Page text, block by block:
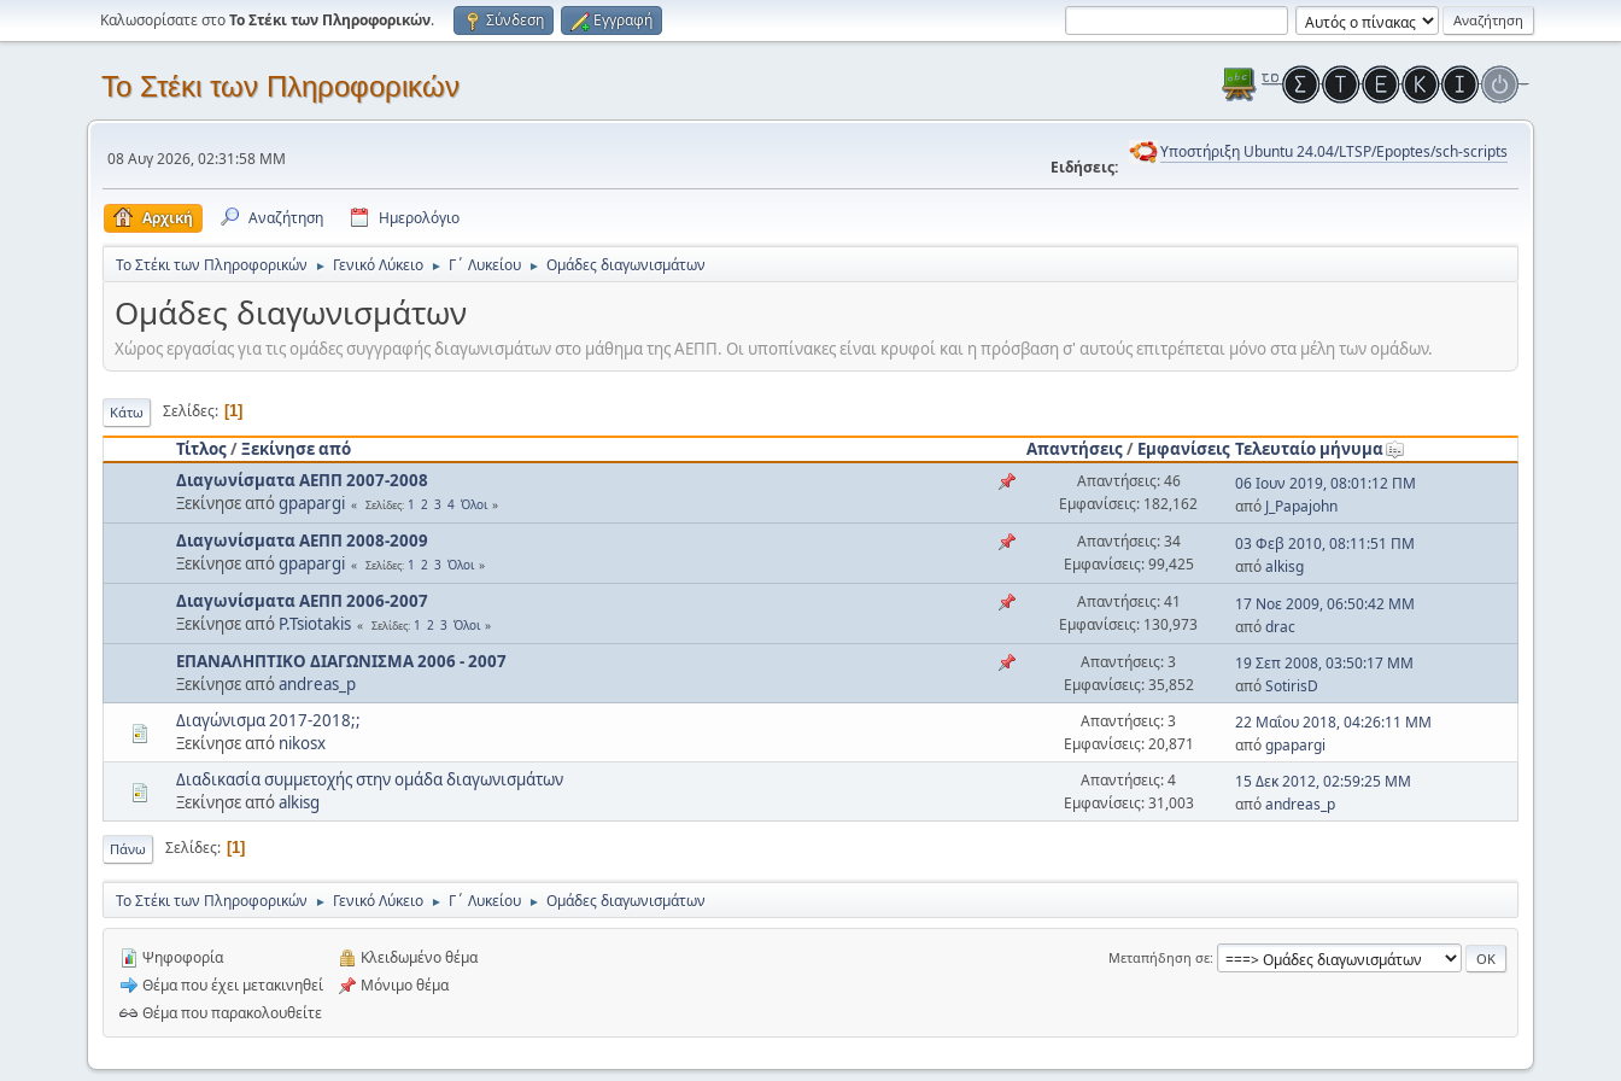
Καλωσορίσατε στοΤο Στέκι των Πληροφορικών. Σύνδεση Εγγραφή
Το Στέκι των Πληροφορικών
08 Αυγ 2026, 02:31:58 ΜΜ Ειδήσεις:
Υποστήριξη Ubuntu 24.04/LTSP/Epoptes/sch-scripts
Αρχική Αναζήτηση Ημερολόγιο
Το Στέκι των Πληροφορικών ► Γενικό Λύκειο ► Γ΄ Λυκείου ► Ομάδες διαγωνισμάτων
Ομάδες διαγωνισμάτων
Χώρος εργασίας για τις ομάδες συγγραφής διαγωνισμάτων στο μάθημα της ΑΕΠΠ. Οι υποπίνακες είναι κρυφοί και η πρόσβαση σ' αυτούς επιτρέπεται μόνο στα μέλη των ομάδων.
Κάτω Σελίδες 1
Τίτλος/Ξεκίνησε από Απαντήσεις/ Εμφανίσεις Τελευταίο μήνυμα
Διαγωνίσματα ΑΕΠΠ 2007-2008
Ξεκίνησε απόgpapargi Σελίδες 1 2 3 4 Όλοι
Απαντήσεις: 46
Εμφανίσεις: 182,162
06 Ιουν 2019, 08:01:12 ΠΜ
από J_Papajohn
Διαγωνίσματα ΑΕΠΠ 2008-2009
Ξεκίνησε απόgpapargi Σελίδες 1 2 3 Όλοι
Απαντήσεις: 34
Εμφανίσεις: 99,425
03 Φεβ 2010, 08:11:51 ΠΜ
απόalkisg
Διαγωνίσματα ΑΕΠΠ 2006-2007
Ξεκίνησε από P.Tsiotakis Σελίδες 1 2 3 Όλοι
Απαντήσεις: 41
Εμφανίσεις: 130,973
17 Νοε 2009, 06:50:42 ΜΜ
απόdrac
ΕΠΑΝΑΛΗΠΤΙΚΟ ΔΙΑΓΩΝΙΣΜΑ 2006 - 2007
Ξεκίνησε απόandreas_p
Απαντήσεις: 3
Εμφανίσεις: 35,852
19 Σεπ 2008, 03:50:17 ΜΜ
απόSotirisD
Διαγώνισμα 2017-2018;;
Ξεκίνησε από nikosx
Απαντήσεις: 3
Εμφανίσεις: 20,871
22 Μαΐου 2018, 04:26:11 ΜΜ
απόgpapargi
Διαδικασία συμμετοχής στην ομάδα διαγωνισμάτων
Ξεκίνησε απόalkisg
Απαντήσεις: 4
Εμφανίσεις: 31,003
15 Δεκ 2012, 02:59:25 ΜΜ
απόandreas_p
Πάνω Σελίδες 1
Το Στέκι των Πληροφορικών ► Γενικό Λύκειο ► Γ΄ Λυκείου ► Ομάδες διαγωνισμάτων
Μεταπήδηση σε
Ψηφοφορία
Θέμα που έχει μετακινηθεί
Κλειδωμένο θέμα
Μόνιμο θέμα
Θέμα που παρακολουθείτε